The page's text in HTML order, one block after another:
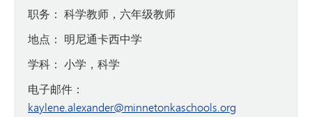
职务： 科学教师，六年级教师
地点： 明尼通卡西中学
学科： 小学，科学
电子邮件：
kaylene.alexander@minnetonkaschools.org